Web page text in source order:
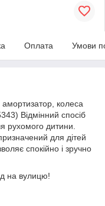
Оплата Умови
колеса
Відмінний спосіб
рухомого дитини.
для дітей
спокійно і зручно
на вулицю!